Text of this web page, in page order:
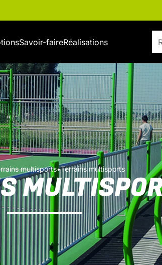
Savoir-faireRéalisations
multisports•Terrains multisports